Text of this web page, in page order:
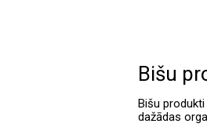
Bišu
Bišu
dažādas